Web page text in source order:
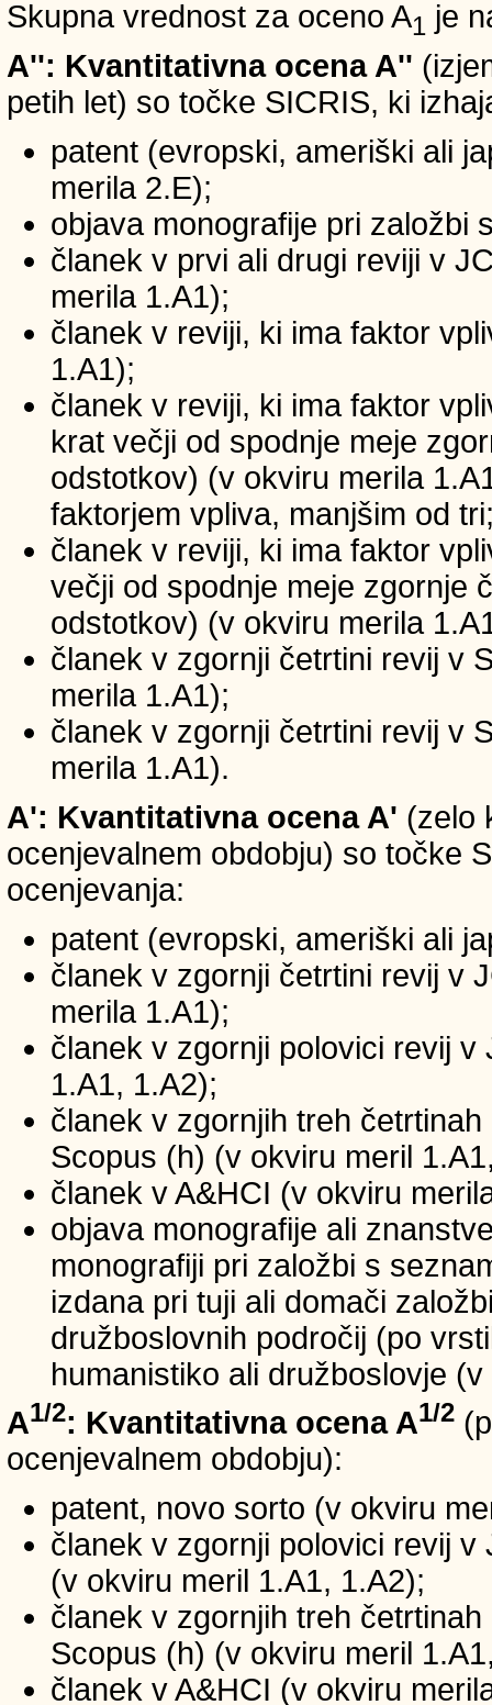
Skupna vrednost za oceno A1 je
A'': Kvantitativna ocena A''
petih let) so točke SICRIS, ki
patent (evropski, ameriški ali
merila 2.E);
objava monografije pri založbi
članek v prvi ali drugi reviji v
merila 1.A1);
članek v reviji, ki ima faktor
1.A1);
članek v reviji, ki ima faktor
krat večji od spodnje meje
odstotkov) (v okviru merila
faktorjem vpliva, manjšim od
članek v reviji, ki ima faktor
večji od spodnje meje zgornje
odstotkov) (v okviru merila
članek v zgornji četrtini revij v
merila 1.A1);
članek v zgornji četrtini revij v
merila 1.A1).
A': Kvantitativna ocena A' (zelo
ocenjevalnem obdobju) so točke
ocenjevanja:
patent (evropski, ameriški ali
članek v zgornji četrtini revij v
merila 1.A1);
članek v zgornji polovici revij
1.A1, 1.A2);
članek v zgornjih treh
Scopus (h) (v okviru meril
članek v A&HCI (v okviru
objava monografije ali
monografiji pri založbi s
izdana pri tuji ali domači
družboslovnih področij (po
humanistiko ali družboslovje
A1/2: Kvantitativna ocena A1/2
ocenjevalnem obdobju):
patent, novo sorto (v okviru
članek v zgornji polovici revij
(v okviru meril 1.A1, 1.A2);
članek v zgornjih treh
Scopus (h) (v okviru meril
članek v A&HCI (v okviru